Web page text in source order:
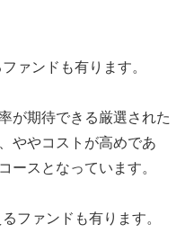
ァンドも有ります。
が期待できる厳選された
ややコストが高めであ
ースとなっています。
ファンドも有ります。